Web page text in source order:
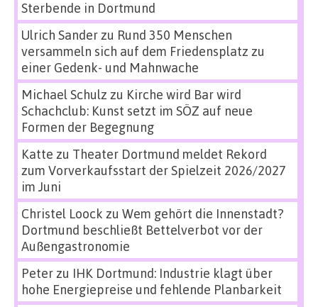
Sterbende in Dortmund
Ulrich Sanderzu Rund 350 Menschen
versammeln sich auf dem Friedensplatz zu
einer Gedenk- und Mahnwache
Michael Schulz zu Kirche wird Bar wird
Schachclub: Kunst setzt im SÖZ auf neue
Formen der Begegnung
Katte zu Theater Dortmund meldet Rekord
zum Vorverkaufsstart der Spielzeit 2026/2027
im Juni
Christel Loock zu Wem gehört die Innenstadt?
Dortmund beschließt Bettelverbot vor der
Außengastronomie
Peterzu IHK Dortmund: Industrie klagt über
hohe Energiepreise und fehlende Planbarkeit